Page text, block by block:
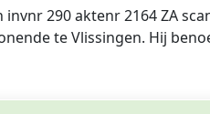
290 aktenr 2164 ZA
te Vlissingen. Hij